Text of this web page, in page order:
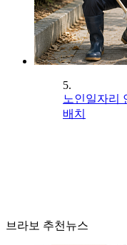
5.
노인일자리
배치
브라보 추천뉴스